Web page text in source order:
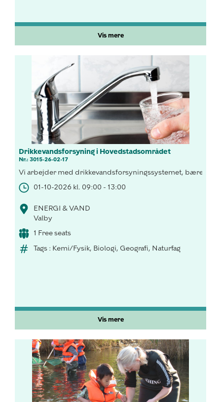
Vis mere
Drikkevandsforsyning i Hovedstadsområdet
Nr.: 3015-26-02-17
Vi arbejder med drikkevandsforsyningssystemet,
01-10-2026 kl. 09:00 - 13:00
ENERGI & VAND
Valby
1 Free seats
Tags : Kemi/Fysik, Biologi, Geografi, Naturfag
Vis mere